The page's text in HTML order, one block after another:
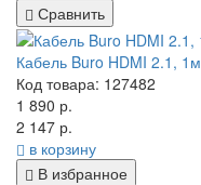
Сравнить
Кабель Buro HDMI 2.1, 1м
Код товара: 127482
1 890 р.
2 147 р.
в корзину
В избранное